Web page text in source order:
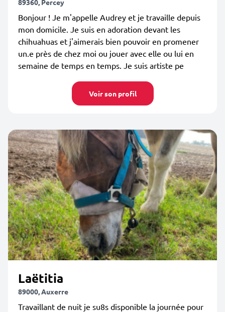
89360, Percey
Bonjour ! Je m'appelle Audrey et je travaille depuis
mon domicile. Je suis en adoration devant les
chihuahuas et j'aimerais bien pouvoir en promener
un.e près de chez moi ou jouer avec elle ou lui en
semaine de temps en temps. Je suis artiste pe
Voir son profil
Laëtitia
89000, Auxerre
Travaillant de nuit je su8s disponible la journée pour